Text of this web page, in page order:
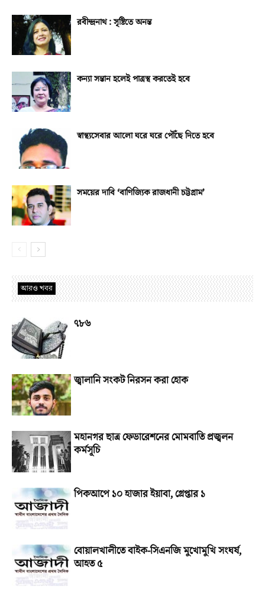
রবীন্দ্রনাথ : সৃষ্টিতে অনন্ত
কন্যা সন্তান হলেই পাত্রস্থ করতেই হবে
স্বাস্থ্যসেবার আলো ঘরে ঘরে পৌঁছে দিতে হবে
সময়ের দাবি ‘বাণিজ্যিক রাজধানী চট্টগ্রাম’
আরও খবর
৭৮৬
জ্বালানি সংকট নিরসন করা হোক
মহানগর ছাত্র ফেডারেশনের মোমবাতি প্রজ্বলন
কর্মসূচি
পিকআপে ১০ হাজার ইয়াবা, গ্রেপ্তার ১
বোয়ালখালীতে বাইক-সিএনজি মুখোমুখি সংঘর্ষ,
আহত ৫